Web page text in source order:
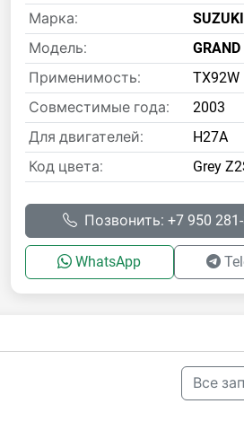
Марка:
SUZUKI
Модель:
GRAND
Применимость:
TX92W
Совместимые года:
2003
Для двигателей:
H27A
Код цвета:
Grey
Позвонить: +7 950 281-
WhatsApp
Все